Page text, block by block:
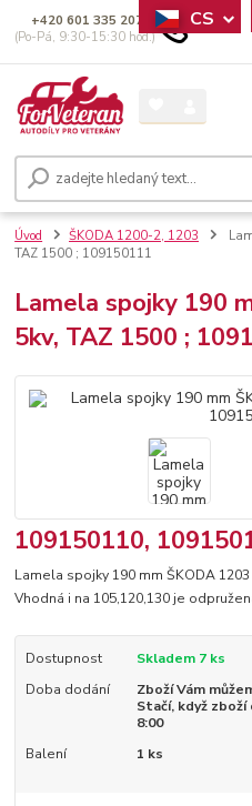
CS
+420 601 335 207
(Po-Pá, 9:30-15:30 hod.)
Úvod ŠKODA 1200-2, 1203
TAZ 1500 ; 109150111
Lamela spojky 190
5kv, TAZ 1500 ;
109150110,
Lamela spojky 190 mm ŠKODA
Vhodná i na 105,120,130 je
Dostupnost
Skladem 7 ks
Doba dodání
Zboží Vám
Stačí, když
8:00
Balení
1 ks